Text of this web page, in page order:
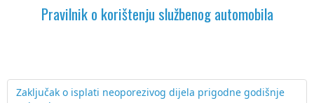
Pravilnik o korištenju službenog automobila
Zaključak o isplati neoporezivog dijela prigodne godišnje